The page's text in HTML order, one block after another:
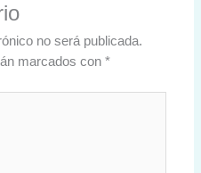
no será publicada.
marcados con*